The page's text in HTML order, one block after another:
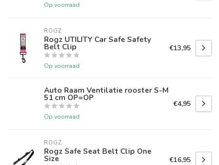
Op voorraad
ROGZ
Rogz UTILITY Car Safe Safety
Belt Clip
Op voorraad
€13,95
Auto Raam Ventilatie rooster S-M
51 cm OP=OP
Op voorraad
€4,95
ROGZ
Rogz Safe Seat Belt Clip One
Size €16,95